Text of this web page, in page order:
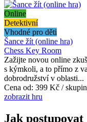
Online
Detektivní
Vhodné pro děti
Šance žít (online hra)
Chess Key Room
Zažijte novou online
s kýmkoli, a to přímo z
dobrodružství v oblasti...
Cena od: 399 Kč /
zobrazit hru
Jak postupovat